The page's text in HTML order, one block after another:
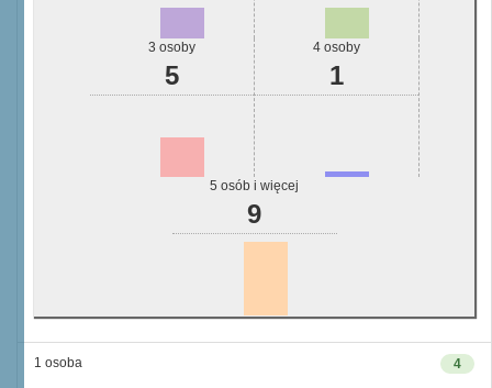
3 osoby
5
4 osoby
1
5 osób i więcej
9
4
1 osoba